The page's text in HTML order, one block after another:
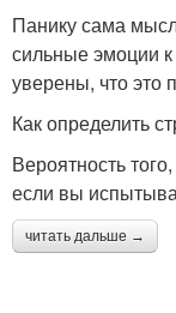
Панику сама
сильные эмоции
уверены, что это
Как определить
Вероятность
если вы
читать дальше →